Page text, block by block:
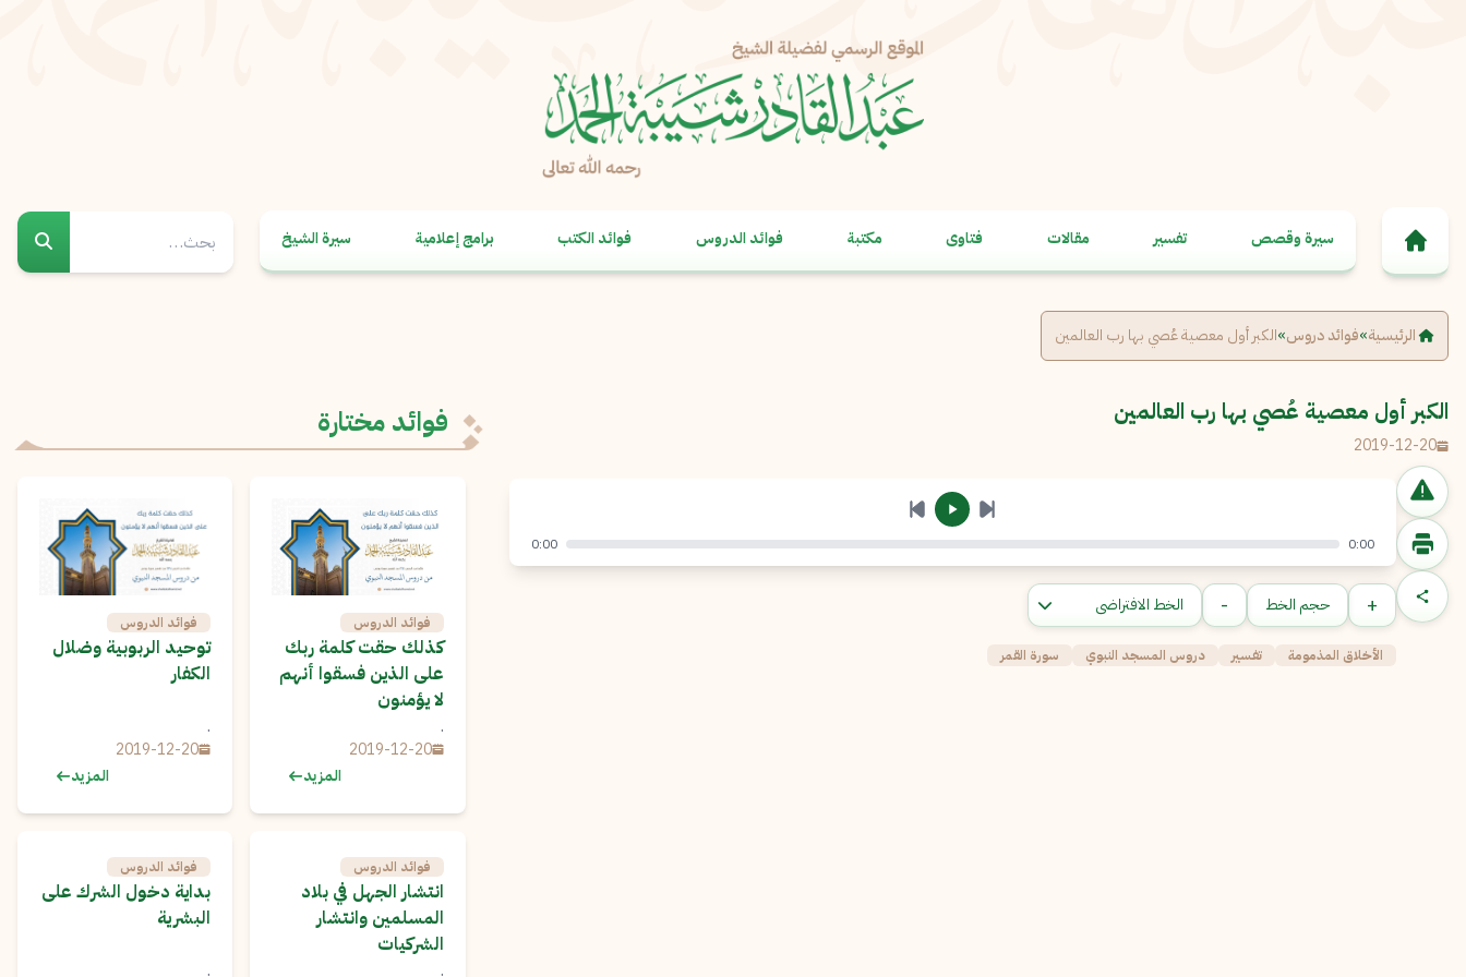
سيرة وقصص تفسير مقالات فتاوى مكتبة فوائد الدروس فوائد الكتب برامج إعلامية سيرة الشيخ
الرئيسية»فوائد دروس»الكبر أول معصية عُصي بها رب العالمين
الكبر أول معصية عُصي بها رب العالمين
2019-12-20
الإبلاغ عن مشكلة
البريد الإلكتروني*
إرسال
نسخ
0:00
0:00
+ حجم الخط -
الأخلاق المذمومة تفسير دروس المسجد النبوي سورة القمر
فوائد مختارة
فوائد الدروس
كذلك حقت كلمة ربك
على الذين فسقوا أنهم
لا يؤمنون
.
2019-12-20
المزيد
فوائد الدروس
توحيد الربوبية وضلال
الكفار
.
2019-12-20
المزيد
فوائد الدروس
انتشار الجهل في بلاد
المسلمين وانتشار
الشركيات
.
فوائد الدروس
بداية دخول الشرك على
البشرية
.